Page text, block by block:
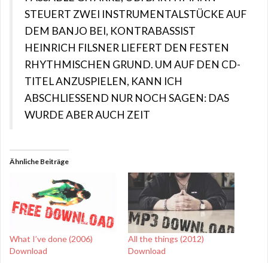
STEUERT ZWEI INSTRUMENTALSTÜCKE AUF
DEM BANJO BEI, KONTRABASSIST
HEINRICH FILSNER LIEFERT DEN FESTEN
RHYTHMISCHEN GRUND. UM AUF DEN CD-
TITEL ANZUSPIELEN, KANN ICH
ABSCHLIESSEND NUR NOCH SAGEN: DAS
WURDE ABER AUCH ZEIT
Ähnliche Beiträge
What I’ve done (2006)
Download
All the things (2012)
Download